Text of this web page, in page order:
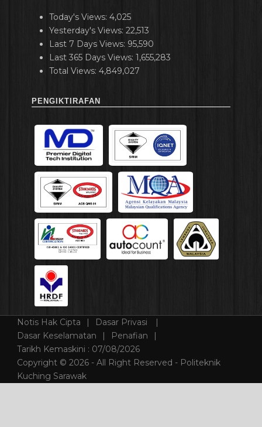
Today's Views: 4,025
Yesterday's Views: 22,513
Last 7 Days Views: 95,590
Last 365 Days Views: 1,655,283
Total Views: 4,849,027
PENGIKTIRAFAN
Notis Hak Cipta
Dasar Privasi
Dasar Keselamatan
Penafian
Tarikh Kemaskini : 07/08/2026
Copyright © 2026 - All Right Reserved - Politeknik
Kuching Sarawak